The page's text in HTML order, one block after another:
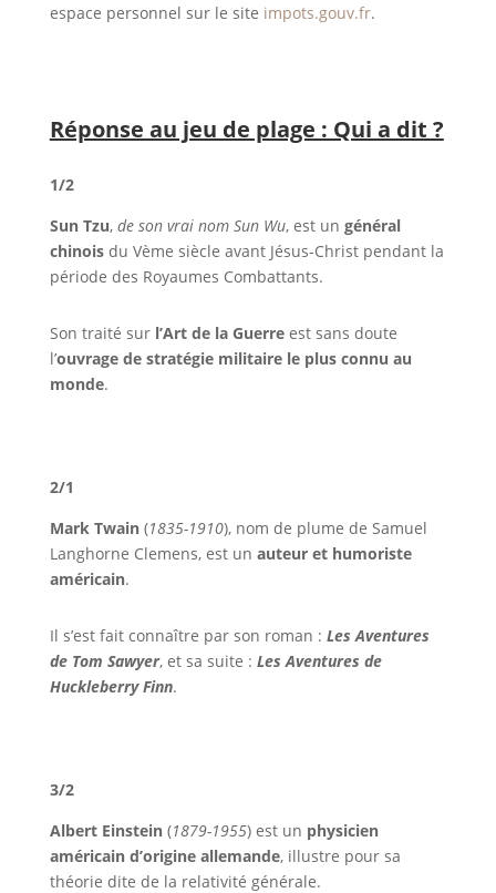
espace personnel sur le site impots.gouv.fr.
Réponse au jeu de plage : Qui a dit ?
1/2
Sun Tzu, de son vrai nom Sun Wu, est un général
chinois du Vème siècle avant Jésus-Christ pendant la
période des Royaumes Combattants.
Son traité surl’Art de la Guerre est sans doute
l’ouvrage de stratégie militaire le plus connu au
monde.
2/1
Mark Twain(1835-1910), nom de plume de Samuel
Langhorne Clemens, est un auteur et humoriste
américain.
Il s’est fait connaître par son roman : Les Aventures
de Tom Sawyer, et sa suite : Les Aventures de
Huckleberry Finn.
3/2
Albert Einstein (1879-1955) est un physicien
américain d’origine allemande, illustre pour sa
théorie dite de la relativité générale.